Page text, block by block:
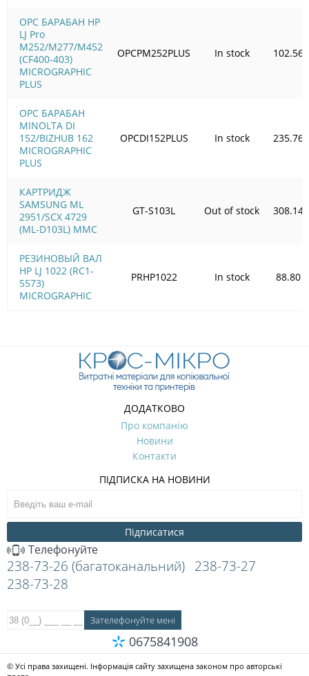
OPC БАРАБАН HP
LJ Pro
M252/M277/M452
(CF400-403)
MICROGRAPHIC
PLUS
OPC БАРАБАН
MINOLTA DI
152/BIZHUB 162
MICROGRAPHIC
PLUS
КАРТРИДЖ
SAMSUNG ML
2951/SCX 4729
(ML-D103L) MMC
РЕЗИНОВЫЙ ВАЛ
HP LJ 1022 (RC1-
5573)
MICROGRAPHIC
OPCPM252PLUS In stock 102.56
OPCDI152PLUS In stock 235.76
GT-S103L Out of stock 308.14
PRHP1022 In stock 88.80
ДОДАТКОВО
Про компанію
Новини
Контакти
ПІДПИСКА НА НОВИНИ
Підписатися
Телефонуйте
238-73-26 (багатоканальний) 238-73-27
238-73-28
0675841908
© Усі права захищені. Інформація сайту захищена законом про авторські